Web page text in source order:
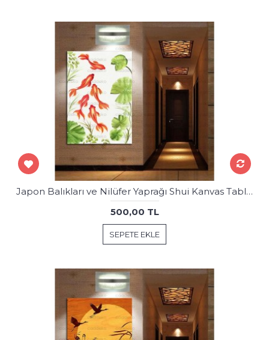
Japon Balıkları ve Nilüfer Yaprağı Shui Kanvas Tablo fngs5
500,00 TL
SEPETE EKLE